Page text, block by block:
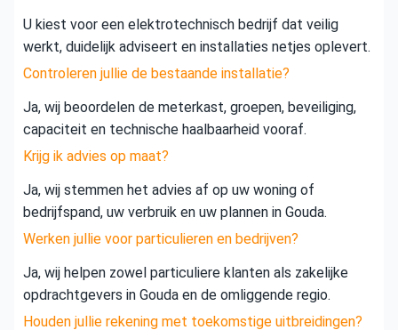
U kiest voor een elektrotechnisch bedrijf dat veilig
werkt, duidelijk adviseert en installaties netjes oplevert.
Controleren jullie de bestaande installatie?
Ja, wij beoordelen de meterkast, groepen, beveiliging,
capaciteit en technische haalbaarheid vooraf.
Krijg ik advies op maat?
Ja, wij stemmen het advies af op uw woning of
bedrijfspand, uw verbruik en uw plannen in Gouda.
Werken jullie voor particulieren en bedrijven?
Ja, wij helpen zowel particuliere klanten als zakelijke
opdrachtgevers in Gouda en de omliggende regio.
Houden jullie rekening met toekomstige uitbreidingen?